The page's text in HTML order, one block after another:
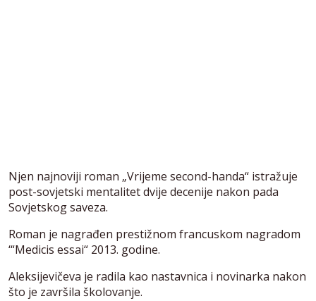
Njen najnoviji roman „Vrijeme second-handa“ istražuje
post-sovjetski mentalitet dvije decenije nakon pada
Sovjetskog saveza.
Roman je nagrađen prestižnom francuskom nagradom
‘“Medicis essai“ 2013. godine.
Aleksijevičeva je radila kao nastavnica i novinarka nakon
što je završila školovanje.